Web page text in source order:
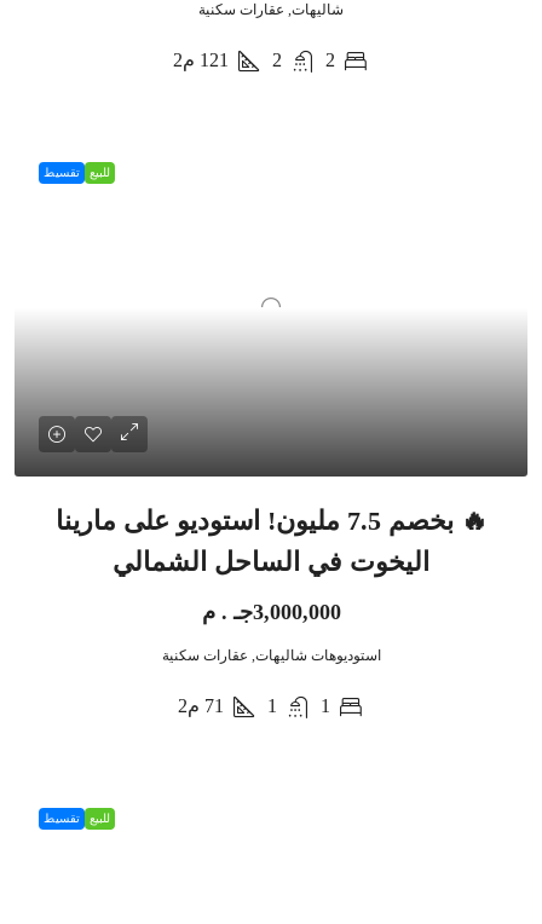
شاليهات, عقارات سكنية
2
2
121 م2
للبيع تقسيط
🔥 بخصم 7.5 مليون! استوديو على مارينا
اليخوت في الساحل الشمالي
3,000,000جـ . م
استوديوهات شاليهات, عقارات سكنية
1
1
71 م2
للبيع تقسيط